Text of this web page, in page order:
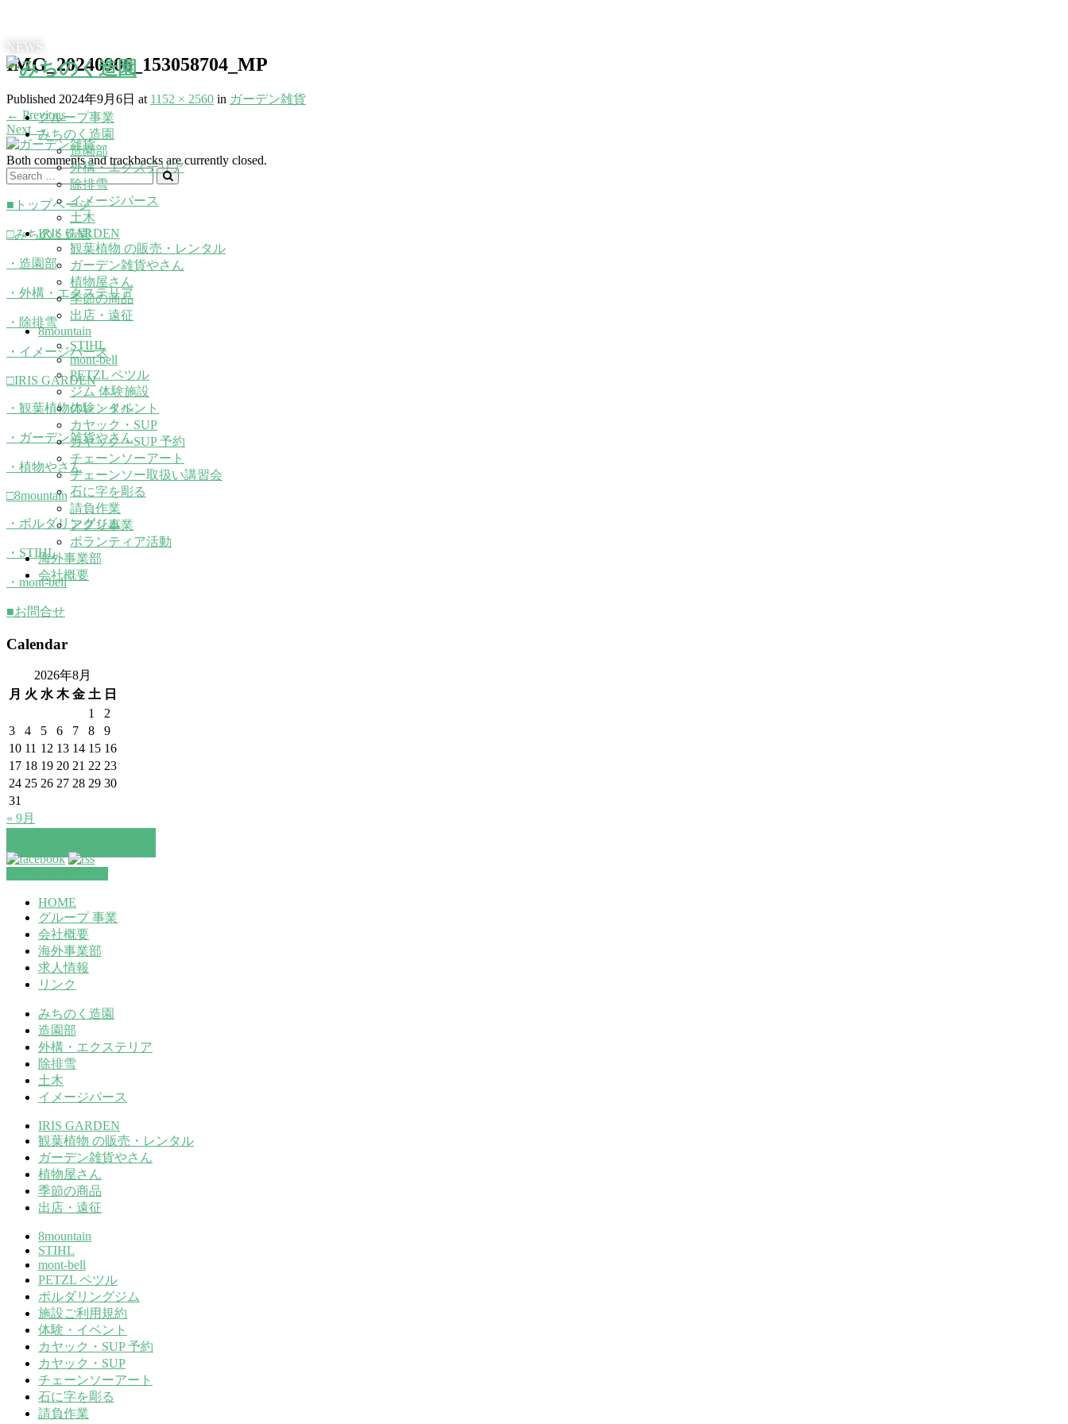
グループ事業
みちのく造園
造園部
外構・エクステリア
除排雪
イメージパース
土木
IRIS GARDEN
観葉植物 の販売・レンタル
ガーデン雑貨やさん
植物屋さん
季節の商品
出店・遠征
8mountain
STIHL
mont-bell
PETZL ペツル
ジム 体験施設
体験・イベント
カヤック・SUP
カヤック・SUP 予約
チェーンソーアート
チェーンソー取扱い講習会
石に字を彫る
請負作業
アグリ事業
ボランティア活動
海外事業部
会社概要
NEWS
IMG_20240906_153058704_MP
Published 2024年9月6日 at 1152 × 2560 in ガーデン雑貨
← Previous
Next →
Both comments and trackbacks are currently closed.
■トップページ
□みちのく造園
・造園部
・外構・エクステリア
・除排雪
・イメージパース
□IRIS GARDEN
・観葉植物のレンタル
・ガーデン雑貨やさん
・植物やさん
□8mountain
・ボルダリングジム
・STIHL
・mont-bell
■お問合せ
Calendar
2026年8月
月 火 水 木 金 土 日
1
2
3
4 5 6 7 8
9
10 11 12 13 14 15 16
17 18 19 20 21 22 23
24 25 26 27 28 29 30
31
« 9月
HOME
グループ 事業
会社概要
海外事業部
求人情報
リンク
みちのく造園
造園部
外構・エクステリア
除排雪
土木
イメージパース
IRIS GARDEN
観葉植物 の販売・レンタル
ガーデン雑貨やさん
植物屋さん
季節の商品
出店・遠征
8mountain
STIHL
mont-bell
PETZL ペツル
ボルダリングジム
施設ご利用規約
体験・イベント
カヤック・SUP 予約
カヤック・SUP
チェーンソーアート
石に字を彫る
請負作業